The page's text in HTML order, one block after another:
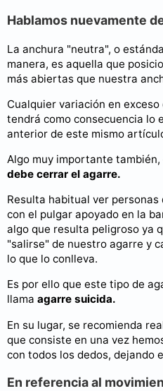
Hablamos nuevamente
La anchura "neutra", o
manera, es aquella que
más abiertas que nuestra
Cualquier variación en
tendrá como consecuencia lo
anterior de este mismo
Algo muy importante también,
debe cerrar el agarre.
Resulta habitual ver
con el pulgar apoyado en la
algo que resulta peligroso ya
"salirse" de nuestro agarre y
lo que lo conlleva.
Es por ello que este tipo de
llama agarre suicida.
En su lugar, se recomienda
que consiste en una vez
con todos los dedos, dejando
En referencia al